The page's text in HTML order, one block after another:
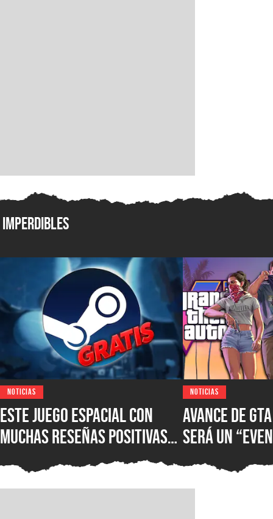
Imperdibles
NOTICIAS
Este juego espacial con
muchas reseñas positivas
está disponible gratis en
Steam, pero la promoción
NOTICIAS
Avance de
será un
imperdible”
como ver